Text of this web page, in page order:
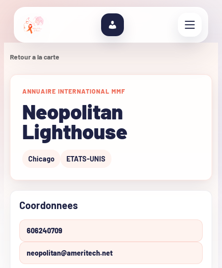
Retour a la carte
ANNUAIRE INTERNATIONAL MMF
Neopolitan
Lighthouse
Chicago ETATS-UNIS
Coordonnees
606240709
neopolitan@ameritech.net